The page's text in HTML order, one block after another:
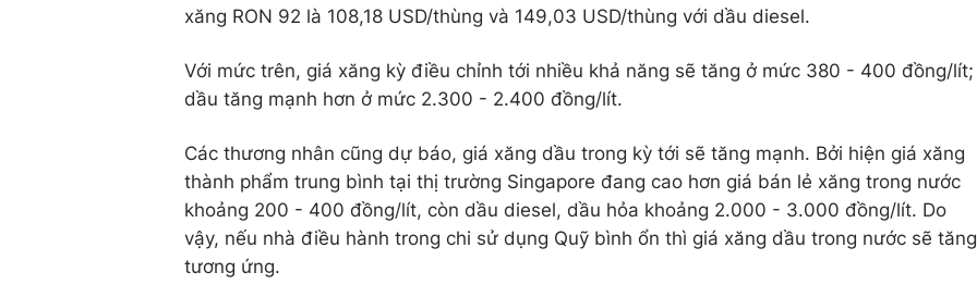
xăng RON 92 là 108,18 USD/thùng và 149,03 USD/thùng với dầu diesel.
Với mức trên, giá xăng kỳ điều chỉnh tới nhiều khả năng sẽ tăng ở mức 380 - 400 đồng/lít;
dầu tăng mạnh hơn ở mức 2.300 - 2.400 đồng/lít.
Các thương nhân cũng dự báo, giá xăng dầu trong kỳ tới sẽ tăng mạnh. Bởi hiện giá xăng
thành phẩm trung bình tại thị trường Singapore đang cao hơn giá bán lẻ xăng trong nước
khoảng 200 - 400 đồng/lít, còn dầu diesel, dầu hỏa khoảng 2.000 - 3.000 đồng/lít. Do
vậy, nếu nhà điều hành trong chi sử dụng Quỹ bình ổn thì giá xăng dầu trong nước sẽ tăng
tương ứng.